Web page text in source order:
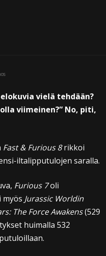
vielä tehdään?
viimeinen?” No, piti,
Fast & Furious 8rikkoi
iltalipputulojen saralla.
Furious 7oli
Jurassic Worldin
The Force Awakens(529
huimalla 532